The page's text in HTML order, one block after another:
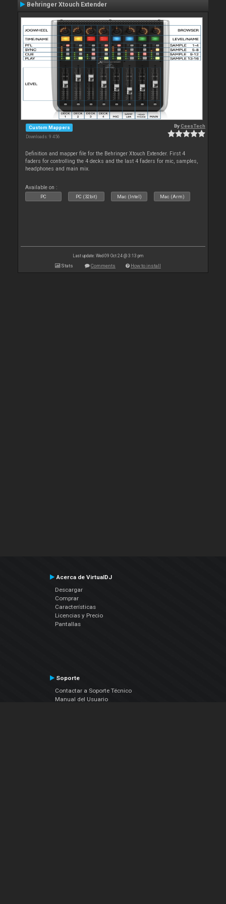
Behringer Xtouch Extender
Custom Mappers
Downloads: 9 456
ByCeesTech
Definition and mapper file for the Behringer Xtouch Extender. First 4
faders for controlling the 4 decks and the last 4 faders for mic, samples,
headphones and main mix.
Available on :
PC PC (32bit) Mac (Intel) Mac (Arm)
Last update: Wed 09 Oct 24 @ 3:13 pm
Stats Comments How to install
Acerca de VirtualDJ
Descargar
Comprar
Características
Licencias y Precio
Pantallas
Soporte
Contactar a Soporte Técnico
Manual del Usuario